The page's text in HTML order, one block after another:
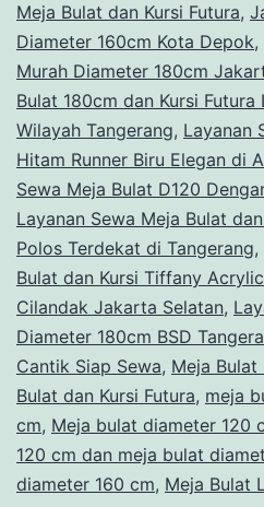
Meja Bulat dan Kursi Futura,
Diameter 160cm Kota Depok,
Murah Diameter 180cm
Bulat 180cm dan Kursi
Wilayah Tangerang, Layanan
Hitam Runner Biru Elegan di
Sewa Meja Bulat D120
Layanan Sewa Meja Bulat
Polos Terdekat di Tangerang,
Bulat dan Kursi Tiffany
Cilandak Jakarta Selatan,
Diameter 180cm BSD
Cantik Siap Sewa, Meja
Bulat dan Kursi Futura, meja
cm, Meja bulat diameter 120
120 cm dan meja bulat
diameter 160 cm, Meja Bulat